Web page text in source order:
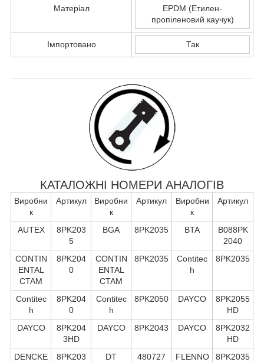
Матеріал
EPDM (Етилен-
пропіленовий каучук)
Імпортовано Так
КАТАЛОЖНІ НОМЕРИ АНАЛОГІВ
Виробни
к
Артикул
Виробни
к
Артикул
Виробни
к
Артикул
AUTEX
8PK203
5
BGA 8PK2035 BTA
B088PK
2040
CONTIN
ENTAL
CTAM
8PK204
0
CONTIN
ENTAL
CTAM
8PK2035
Contitec
h
8PK2035
Contitec
h
8PK204
0
Contitec
h
8PK2050 DAYCO
8PK2055
HD
DAYCO
8PK204
3HD
DAYCO 8PK2043 DAYCO
8PK2032
HD
DENCKE
8PK203
DT 480727
FLENNO
8PK2035